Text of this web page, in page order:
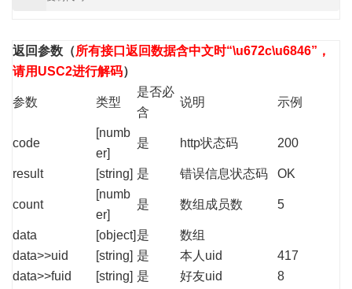
返回参数 （所有接口返回数据含中文时“\u672c\u6846”，
请用USC2进行解码）
参数 类型
是否必
含
说明 示例
code
[numb
er]
是 http状态码 200
result [string] 是 错误信息状态码 OK
count
[numb
er]
是 数组成员数 5
data [object] 是
数组
data>>uid
[string] 是 本人uid
417
data>>fuid
[string] 是 好友uid
8